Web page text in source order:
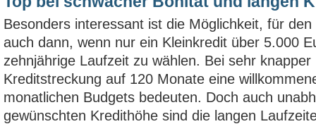
Besonders interessant ist die Möglichkeit, für
auch dann, wenn nur ein Kleinkredit über 5.000
zehnjährige Laufzeit zu wählen. Bei sehr
Kreditstreckung auf 120 Monate eine
monatlichen Budgets bedeuten. Doch auch
gewünschten Kredithöhe sind die langen